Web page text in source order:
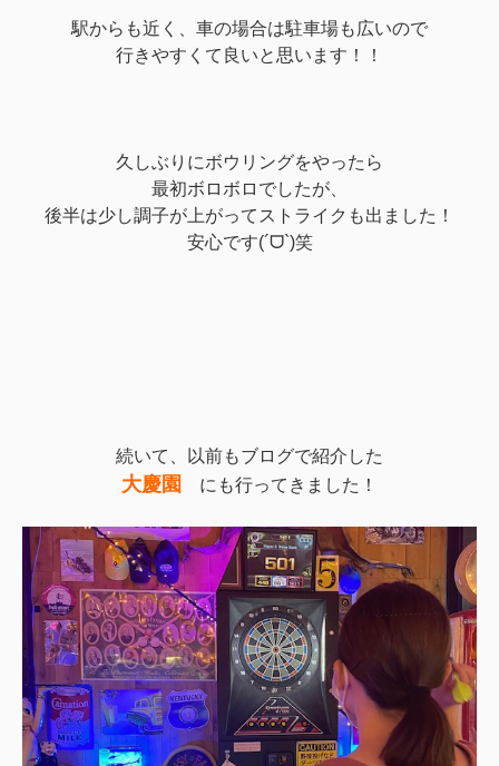
駅からも近く、車の場合は駐車場も広いので
行きやすくて良いと思います！！
久しぶりにボウリングをやったら
最初ボロボロでしたが、
後半は少し調子が上がってストライクも出ました！
安心です(´ᗜ`)笑
続いて、以前もブログで紹介した
大慶園 にも行ってきました！